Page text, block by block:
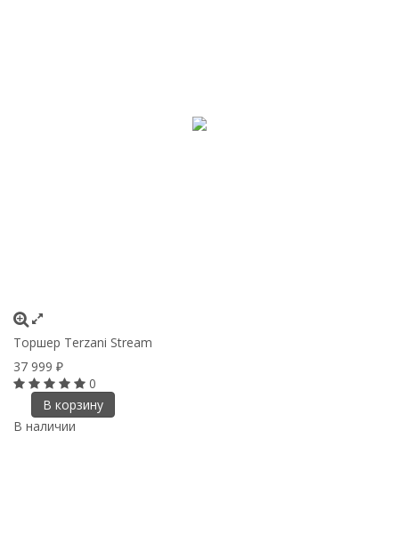
Торшер Terzani Stream
37 999 ₽
0
В корзину
В наличии